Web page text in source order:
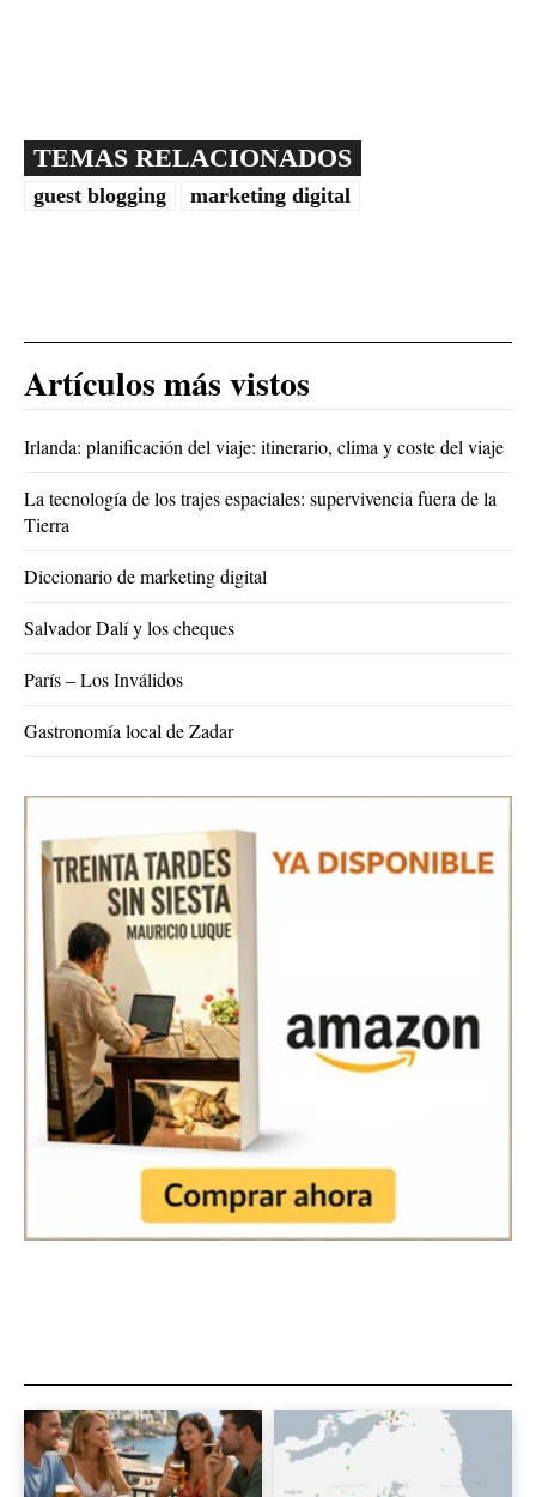
TEMAS RELACIONADOS
guest blogging marketing digital
Artículos más vistos
Irlanda: planificación del viaje: itinerario, clima y coste del viaje
La tecnología de los trajes espaciales: supervivencia fuera de la
Tierra
Diccionario de marketing digital
Salvador Dalí y los cheques
París – Los Inválidos
Gastronomía local de Zadar